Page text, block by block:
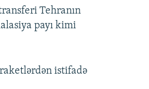
Tehranın
payı kimi
istifadə